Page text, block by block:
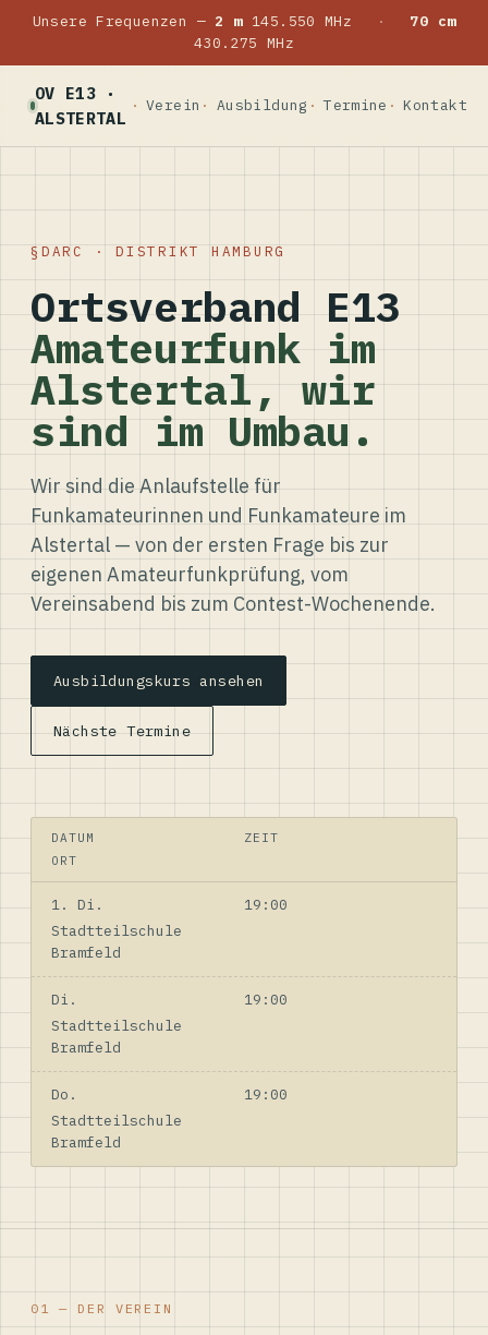
Unsere Frequenzen — 2 m145.550 MHz ·
70 cm
430.275 MHz
OV E13 ·
ALSTERTAL
Verein Ausbildung Termine Kontakt
DARC · DISTRIKT HAMBURG
Ortsverband E13
Amateurfunk im
Alstertal, wir
sind im Umbau.
Wir sind die Anlaufstelle für
Funkamateurinnen und Funkamateure im
Alstertal — von der ersten Frage bis zur
eigenen Amateurfunkprüfung, vom
Vereinsabend bis zum Contest-Wochenende.
Ausbildungskurs ansehen
Nächste Termine
DATUM
ZEIT
ORT
1. Di.
19:00
Stadtteilschule
Bramfeld
Di.
19:00
Stadtteilschule
Bramfeld
Do.
19:00
Stadtteilschule
Bramfeld
01 — DER VEREIN